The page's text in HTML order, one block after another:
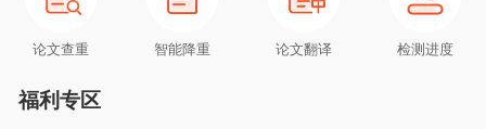
论文查重 智能降重 论文翻译 检测进度
福利专区